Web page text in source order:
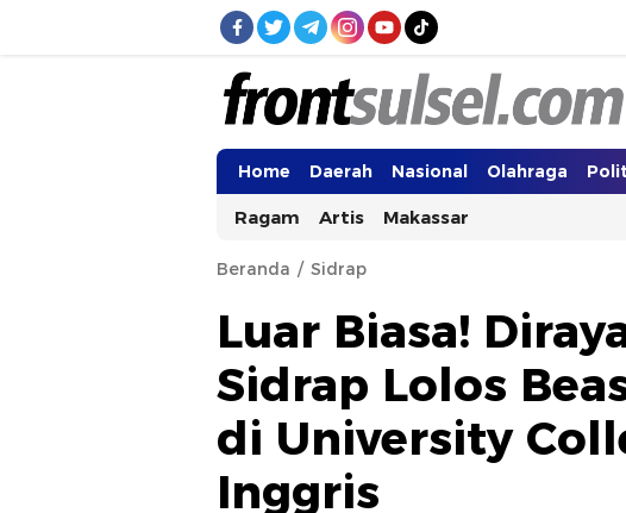
Frontsulsel.com
Terdepan Mengabarkan dari Sulawesi Selatan
Home Daerah Nasional Olahraga
Ragam Artis Makassar
Beranda Sidrap
Luar Biasa!
Sidrap Lolos
di University
Inggris